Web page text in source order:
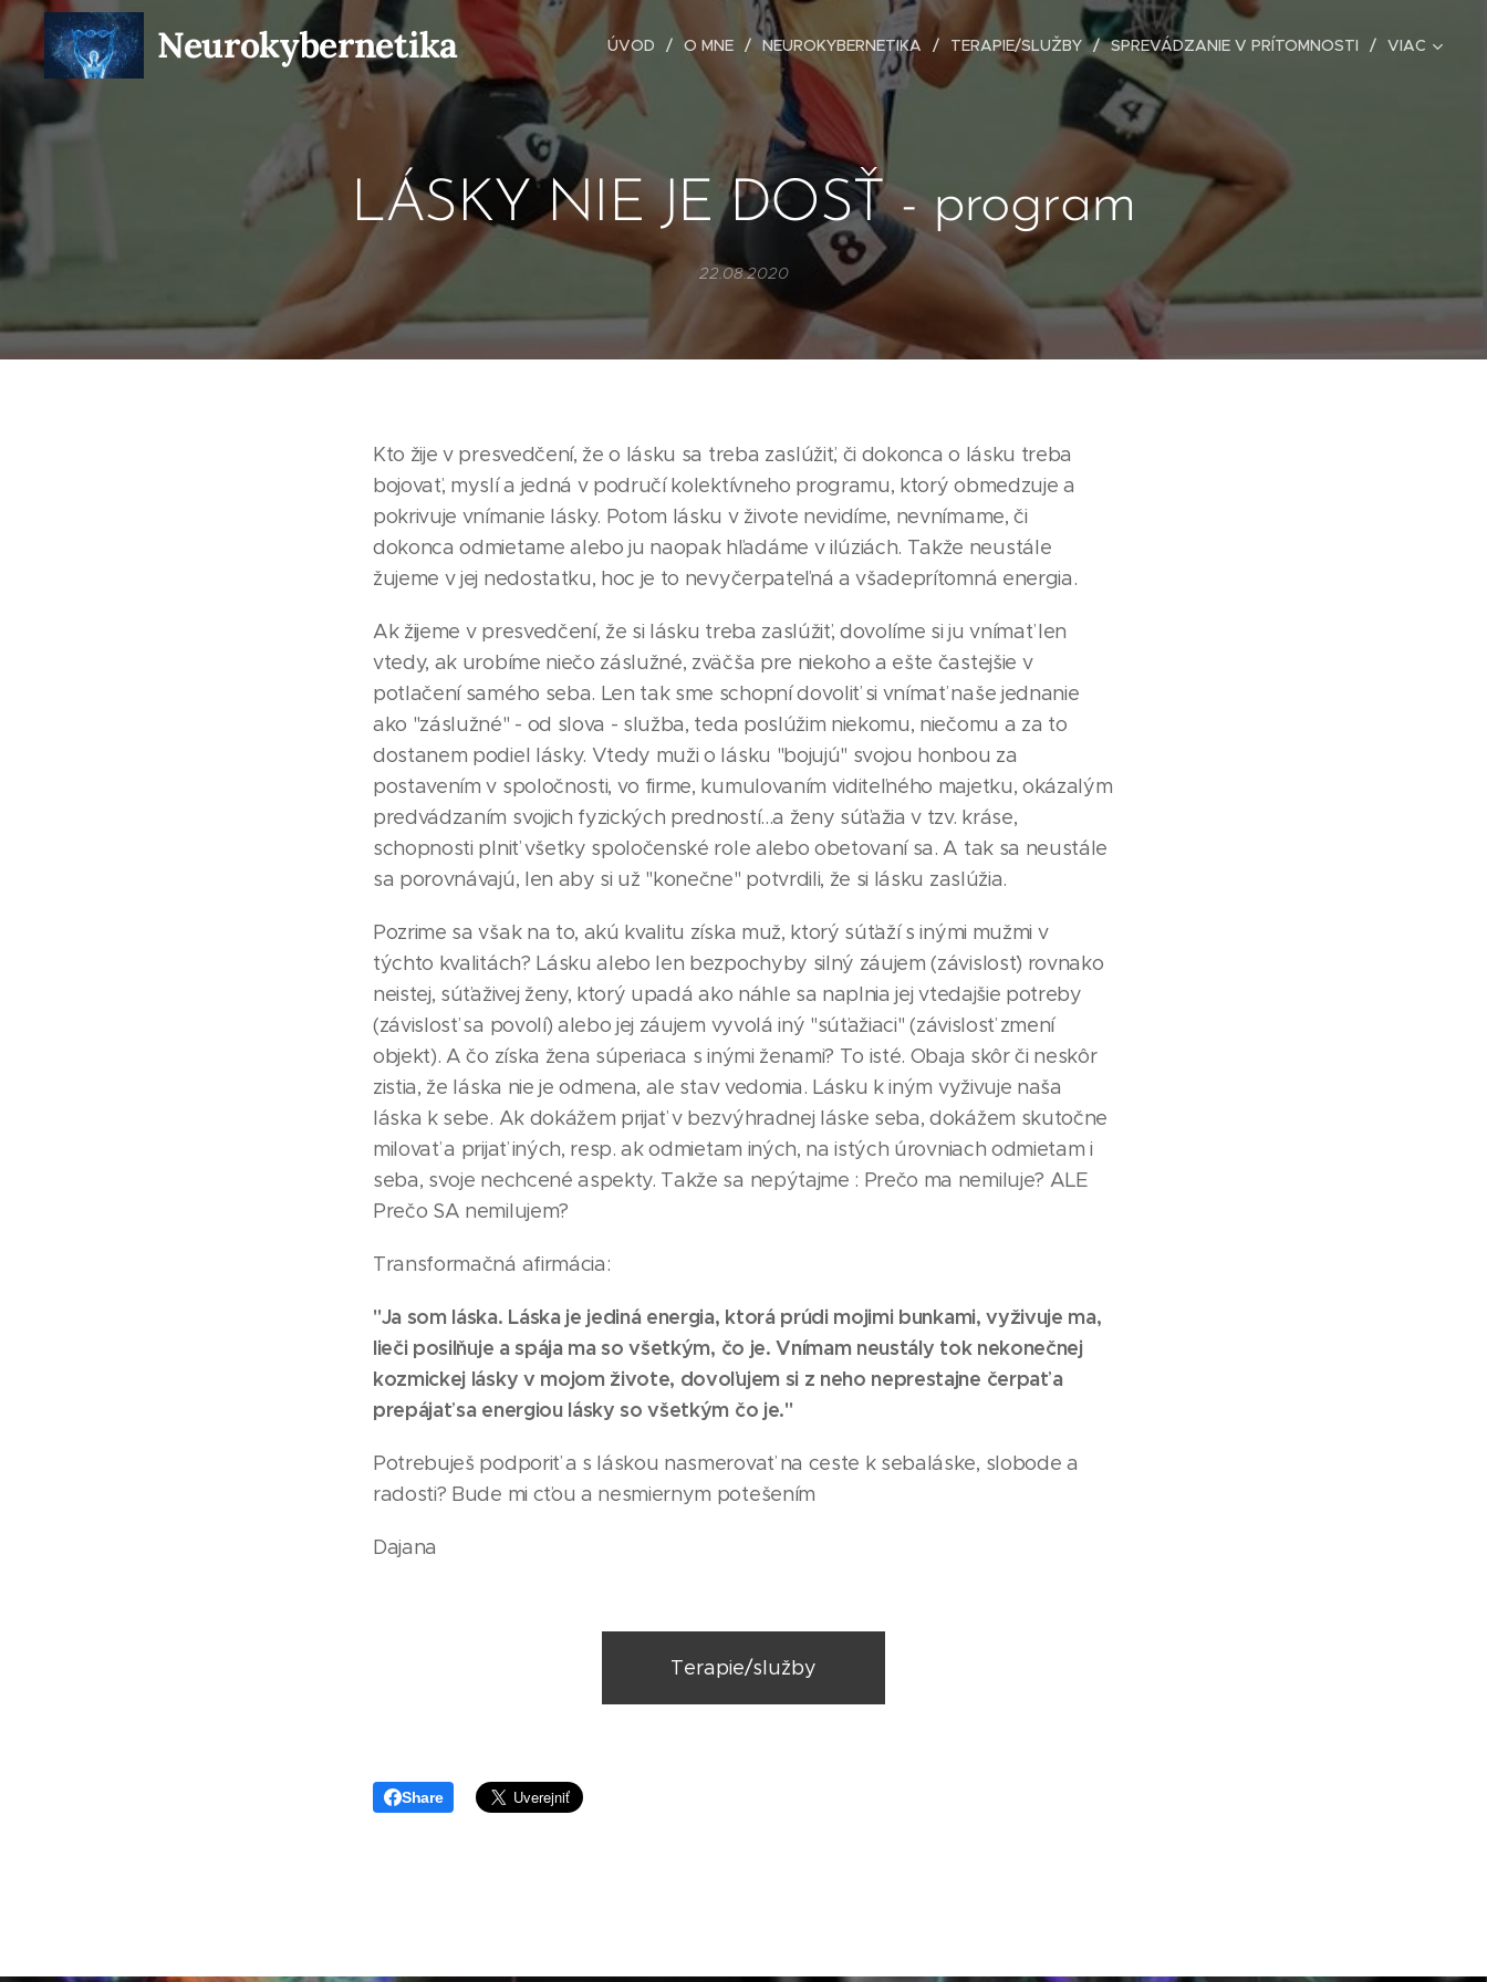
Neurokybernetika ÚVOD O MNE NEUROKYBERNETIKA TERAPIE/SLUŽBY SPREVÁDZANIE V PRÍTOMNOSTI VIAC
LÁSKY NIE JE DOSŤ - program
22.08.2020
Kto žije v presvedčení, že o lásku sa treba zaslúžiť, či dokonca o lásku treba
bojovať, myslí a jedná v područí kolektívneho programu, ktorý obmedzuje a
pokrivuje vnímanie lásky. Potom lásku v živote nevidíme, nevnímame, či
dokonca odmietame alebo ju naopak hľadáme v ilúziách. Takže neustále
žujeme v jej nedostatku, hoc je to nevyčerpateľná a všadeprítomná energia.
Ak žijeme v presvedčení, že si lásku treba zaslúžiť, dovolíme si ju vnímať len
vtedy, ak urobíme niečo záslužné, zväčša pre niekoho a ešte častejšie v
potlačení samého seba. Len tak sme schopní dovoliť si vnímať naše jednanie
ako "záslužné" - od slova - služba, teda poslúžim niekomu, niečomu a za to
dostanem podiel lásky. Vtedy muži o lásku "bojujú" svojou honbou za
postavením v spoločnosti, vo firme, kumulovaním viditeľného majetku, okázalým
predvádzaním svojich fyzických predností...a ženy súťažia v tzv. kráse,
schopnosti plniť všetky spoločenské role alebo obetovaní sa. A tak sa neustále
sa porovnávajú, len aby si už "konečne" potvrdili, že si lásku zaslúžia.
Pozrime sa však na to, akú kvalitu získa muž, ktorý súťaží s inými mužmi v
týchto kvalitách? Lásku alebo len bezpochyby silný záujem (závislosť) rovnako
neistej, súťaživej ženy, ktorý upadá ako náhle sa naplnia jej vtedajšie potreby
(závislosť sa povolí) alebo jej záujem vyvolá iný "súťažiaci" (závislosť zmení
objekt). A čo získa žena súperiaca s inými ženami? To isté. Obaja skôr či neskôr
zistia, že láska nie je odmena, ale stav vedomia. Lásku k iným vyživuje naša
láska k sebe. Ak dokážem prijať v bezvýhradnej láske seba, dokážem skutočne
milovať a prijať iných, resp. ak odmietam iných, na istých úrovniach odmietam i
seba, svoje nechcené aspekty. Takže sa nepýtajme : Prečo ma nemiluje? ALE
Prečo SA nemilujem?
Transformačná afirmácia:
"Ja som láska. Láska je jediná energia, ktorá prúdi mojimi bunkami, vyživuje ma,
lieči posilňuje a spája ma so všetkým, čo je. Vnímam neustály tok nekonečnej
kozmickej lásky v mojom živote, dovoľujem si z neho neprestajne čerpať a
prepájať sa energiou lásky so všetkým čo je."
Potrebuješ podporiť a s láskou nasmerovať na ceste k sebaláske, slobode a
radosti? Bude mi cťou a nesmiernym potešením
Dajana
Terapie/služby
Share